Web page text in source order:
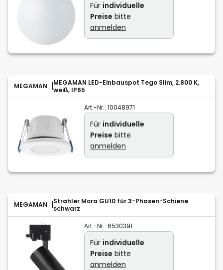
Für individuelle
Preise bitte
anmelden
MEGAMAN
MEGAMAN LED-Einbauspot Tego Slim, 2.800 K,
weiß, IP65
Art.-Nr.: 10048971
Für individuelle
Preise bitte
anmelden
MEGAMAN
Strahler Mora GU10 für 3-Phasen-Schiene
schwarz
Art.-Nr.: 6530391
Für individuelle
Preise bitte
anmelden